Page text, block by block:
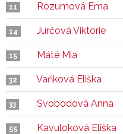
11 Rozumová Ema
14 Jurčová Viktorie
15 Máté Mia
32 Vaňková Eliška
33 Svobodová Anna
55 Kavuloková Eliška